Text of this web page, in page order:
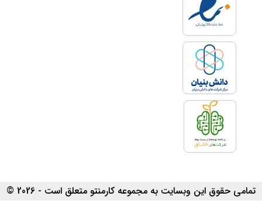
تمامی حقوق این وبسایت به مجموعه کارمنتو متعلق است - 2026 ©